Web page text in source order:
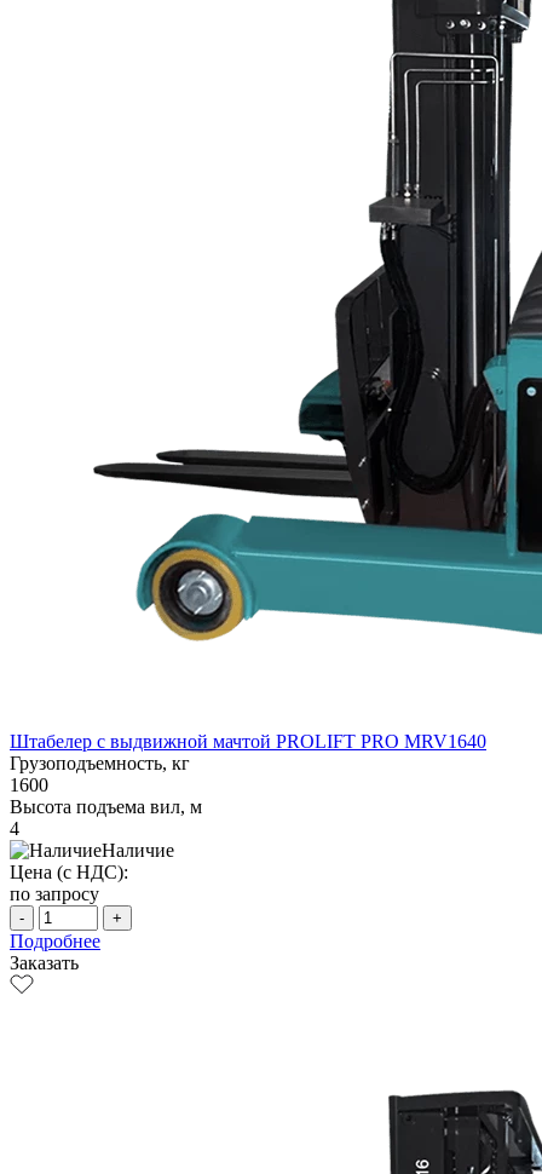
Штабелер с выдвижной мачтой PROLIFT PRO MRV1640
Грузоподъемность, кг
1600
Высота подъема вил, м
4
Наличие
Цена (с НДС):
по запросу
- +
Подробнее
Заказать